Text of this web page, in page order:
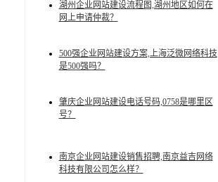
湖州企业网站建设流程图,湖州地区如何在
网上申请仲裁？
500强企业网站建设方案,上海泛微网络科技
是500强吗？
肇庆企业网站建设电话号码,0758是哪里区
号？
南京企业网站建设销售招聘,南京益吉网络
科技有限公司怎么样？